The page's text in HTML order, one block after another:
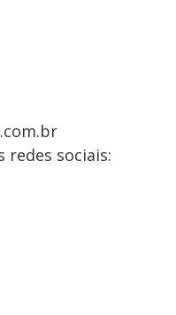
redes sociais: